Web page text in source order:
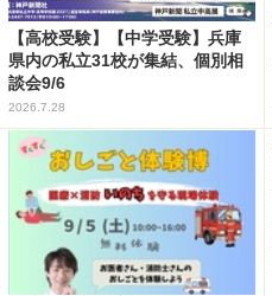
【高校受験】【中学受験】兵庫
県内の私立31校が集結、個別相
談会9/6
2026.7.28